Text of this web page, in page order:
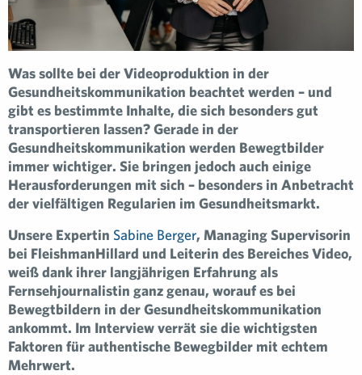
Was sollte bei der Videoproduktion in der
Gesundheitskommunikation beachtet werden – und
gibt es bestimmte Inhalte, die sich besonders gut
transportieren lassen? Gerade in der
Gesundheitskommunikation werden Bewegtbilder
immer wichtiger. Sie bringen jedoch auch einige
Herausforderungen mit sich – besonders in Anbetracht
der vielfältigen Regularien im Gesundheitsmarkt.
Unsere Expertin Sabine Berger, Managing Supervisorin
bei FleishmanHillard und Leiterin des Bereiches Video,
weiß dank ihrer langjährigen Erfahrung als
Fernsehjournalistin ganz genau, worauf es bei
Bewegtbildern in der Gesundheitskommunikation
ankommt. Im Interview verrät sie die wichtigsten
Faktoren für authentische Bewegbilder mit echtem
Mehrwert.